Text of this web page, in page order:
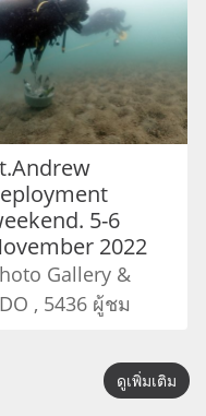
5-6
2022
Gallery &
, 5436 ผู้ชม
ดูเพิ่มเติม